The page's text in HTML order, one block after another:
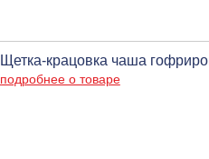
Щетка-крацовка чаша
подробнее о товаре